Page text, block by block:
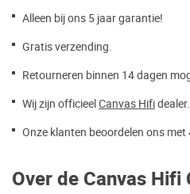
Alleen bij ons 5 jaar garantie!
Gratis verzending.
Retourneren binnen 14 dagen
Wij zijn officieelCanvas Hifidealer.
Onze klanten beoordelen ons met
Over de Canvas